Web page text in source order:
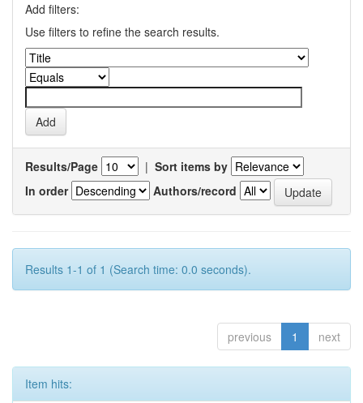
Add filters:
Use filters to refine the search results.
Results/Page | Sort items by
In order
Authors/record
Results 1-1 of 1 (Search time: 0.0 seconds).
previous 1 next
Item hits: